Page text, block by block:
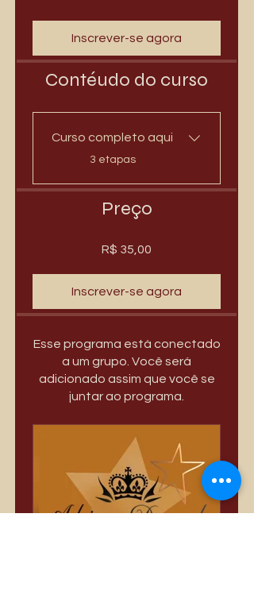
Inscrever-se agora
Contéudo do curso
Curso completo aqui
.
3 etapas
Preço
R$ 35,00
Inscrever-se agora
Esse programa está conectado
a um grupo. Você será
adicionado assim que você se
juntar ao programa.